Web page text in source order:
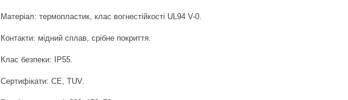
Матеріал: термопластик, клас вогнестійкості UL94 V-0.
Контакти: мідний сплав, срібне покриття.
Клас безпеки: IP55.
Сертифікати: CE, TUV.